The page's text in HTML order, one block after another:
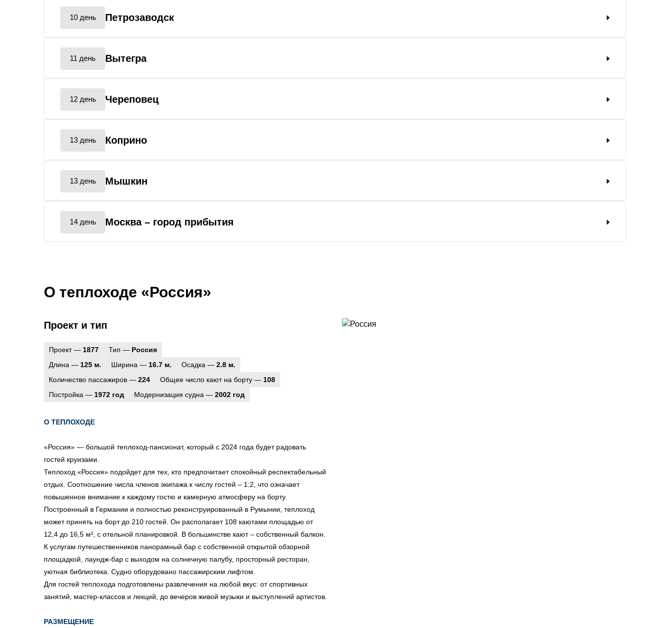
10 день Петрозаводск
11 день Вытегра
12 день Череповец
13 день Коприно
13 день Мышкин
14 день Москва – город прибытия
О теплоходе «Россия»
Проект и тип
Проект — 1877 Тип — Россия
Длина — 125 м. Ширина — 16.7 м. Осадка — 2.8 м.
Количество пассажиров — 224 Общее число кают на борту — 108
Постройка — 1972 год Модернизация судна — 2002 год
О ТЕПЛОХОДЕ
«Россия» — большой теплоход-пансионат, который с 2024 года будет радовать
гостей круизами.
Теплоход «Россия» подойдет для тех, кто предпочитает спокойный респектабельный
отдых. Соотношение числа членов экипажа к числу гостей – 1:2, что означает
повышенное внимание к каждому гостю и камерную атмосферу на борту.
Построенный в Германии и полностью реконструированный в Румынии, теплоход
может принять на борт до 210 гостей. Он располагает 108 каютами площадью от
12,4 до 16,5 м², с отельной планировкой. В большинстве кают – собственный балкон.
К услугам путешественников панорамный бар с собственной открытой обзорной
площадкой, лаундж-бар с выходом на солнечную палубу, просторный ресторан,
уютная библиотека. Судно оборудовано пассажирским лифтом.
Для гостей теплохода подготовлены развлечения на любой вкус: от спортивных
занятий, мастер-классов и лекций, до вечеров живой музыки и выступлений артистов.
РАЗМЕЩЕНИЕ